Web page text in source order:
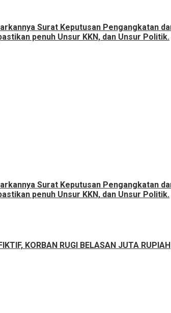
Surat Keputusan Pengangkatan
penuh Unsur KKN, dan Unsur Politik.
Surat Keputusan Pengangkatan
penuh Unsur KKN, dan Unsur Politik.
KORBAN RUGI BELASAN JUTA RUPIAH